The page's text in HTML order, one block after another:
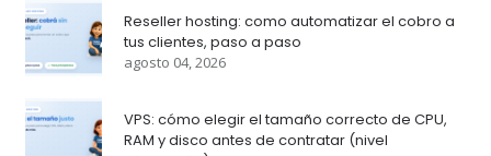
Reseller hosting: como automatizar el cobro a
tus clientes, paso a paso
agosto 04, 2026
VPS: cómo elegir el tamaño correcto de CPU,
RAM y disco antes de contratar (nivel